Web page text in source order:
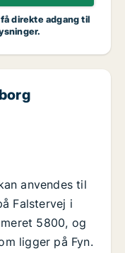
direkte adgang til
anvendes til
Falstervej i
5800, og
ligger på Fyn.